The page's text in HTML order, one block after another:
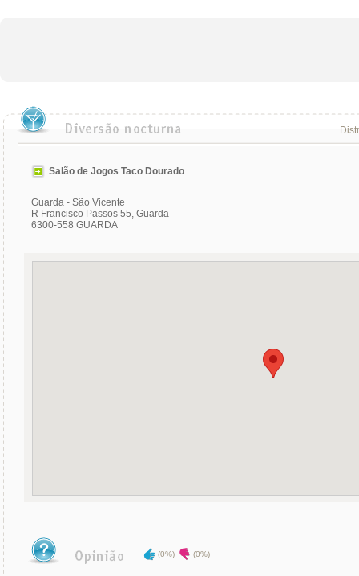
Salão de Jogos Taco Dourado
Guarda - São Vicente
R Francisco Passos 55, Guarda
6300-558 GUARDA
(0%) (0%)